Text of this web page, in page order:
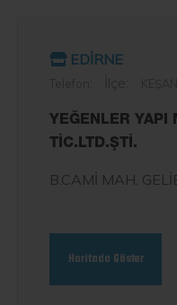
EDİRNE
YEĞENLER YAPI
TİC.LTD.ŞTİ.
B.CAMİ MAH.
Haritada Göster